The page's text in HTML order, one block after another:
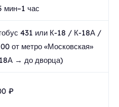
мин–1 час
431 или К-18 / К-18А /
от метро «Московская»
→ до дворца)
₽